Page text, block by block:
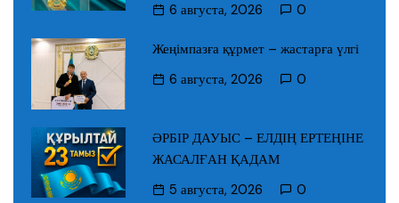
6 августа, 2026
0
Жеңімпазға құрмет – жастарға үлгі
6 августа, 2026
0
ӘРБІР ДАУЫС – ЕЛДІҢ ЕРТЕҢІНЕ
ЖАСАЛҒАН ҚАДАМ
5 августа, 2026
0